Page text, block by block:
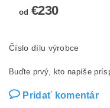
od €230
Číslo dílu výrobce
Buďte prvý, kto napíše
Pridať komentár